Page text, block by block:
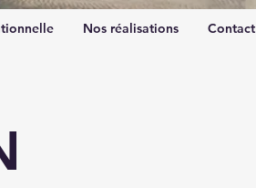
Nos réalisations Contact